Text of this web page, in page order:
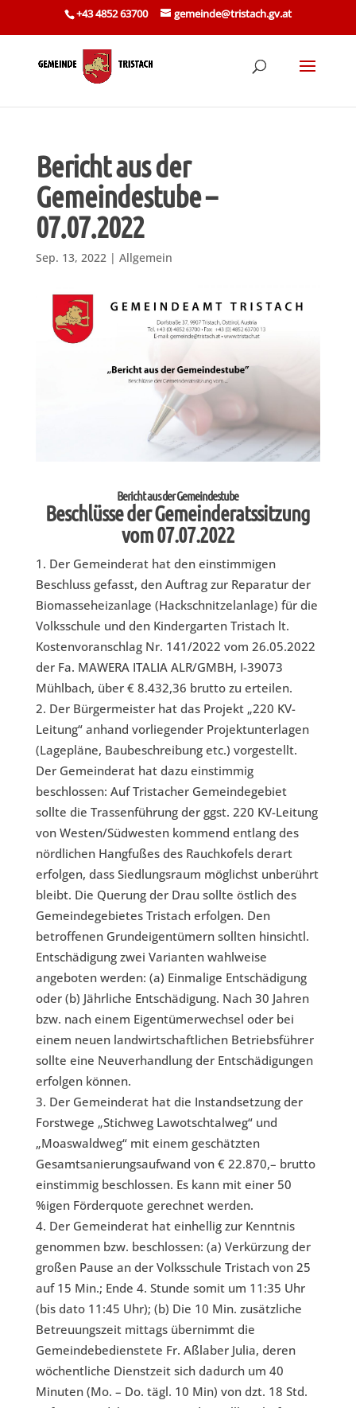
content
+43 4852 63700 gemeinde@tristach.gv.at
Bericht aus der
Gemeindestube –
07.07.2022
Sep. 13, 2022| Allgemein
Bericht aus der Gemeindestube
Beschlüsse der Gemeinderatssitzung
vom 07.07.2022
Der Gemeinderat hat den einstimmigen
Beschluss gefasst, den Auftrag zur Reparatur der
Biomasseheizanlage (Hackschnitzelanlage) für die
Volksschule und den Kindergarten Tristach lt.
Kostenvoranschlag Nr. 141/2022 vom 26.05.2022
der Fa. MAWERA ITALIA ALR/GMBH, I-39073
Mühlbach, über € 8.432,36 brutto zu erteilen.
Der Bürgermeister hat das Projekt „220 KV-
Leitung“ anhand vorliegender Projektunterlagen
(Lagepläne, Baubeschreibung etc.) vorgestellt.
Der Gemeinderat hat dazu einstimmig
beschlossen: Auf Tristacher Gemeindegebiet
sollte die Trassenführung der ggst. 220 KV-Leitung
von Westen/Südwesten kommend entlang des
nördlichen Hangfußes des Rauchkofels derart
erfolgen, dass Siedlungsraum möglichst unberührt
bleibt. Die Querung der Drau sollte östlich des
Gemeindegebietes Tristach erfolgen. Den
betroffenen Grundeigentümern sollten hinsichtl.
Entschädigung zwei Varianten wahlweise
angeboten werden: (a) Einmalige Entschädigung
oder (b) Jährliche Entschädigung. Nach 30 Jahren
bzw. nach einem Eigentümerwechsel oder bei
einem neuen landwirtschaftlichen Betriebsführer
sollte eine Neuverhandlung der Entschädigungen
erfolgen können.
Der Gemeinderat hat die Instandsetzung der
Forstwege „Stichweg Lawotschtalweg“ und
„Moaswaldweg“ mit einem geschätzten
Gesamtsanierungsaufwand von € 22.870,– brutto
einstimmig beschlossen. Es kann mit einer 50
%igen Förderquote gerechnet werden.
Der Gemeinderat hat einhellig zur Kenntnis
genommen bzw. beschlossen: (a) Verkürzung der
großen Pause an der Volksschule Tristach von 25
auf 15 Min.; Ende 4. Stunde somit um 11:35 Uhr
(bis dato 11:45 Uhr); (b) Die 10 Min. zusätzliche
Betreuungszeit mittags übernimmt die
Gemeindebedienstete Fr. Aßlaber Julia, deren
wöchentliche Dienstzeit sich dadurch um 40
Minuten (Mo. – Do. tägl. 10 Min) von dzt. 18 Std.